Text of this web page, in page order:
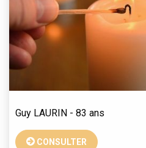
Guy LAURIN - 83 ans
CONSULTER